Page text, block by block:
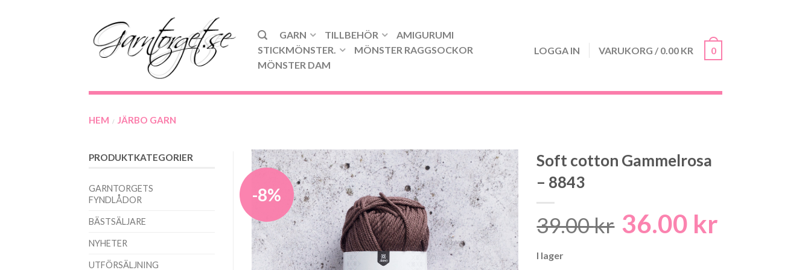
GARN TILLBEHÖR
AMIGURUMI
STICKMÖNSTER.
MÖNSTER RAGGSOCKOR
MÖNSTER DAM
LOGGA IN VARUKORG / 0.00 KR 0
HEM / JÄRBO GARN
PRODUKTKATEGORIER
GARNTORGETS
FYNDLÅDOR
BÄSTSÄLJARE
NYHETER
UTFÖRSÄLJNING
-8%
Soft cotton Gammelrosa
– 8843
39.00kr Det
36.00 kr
I lager